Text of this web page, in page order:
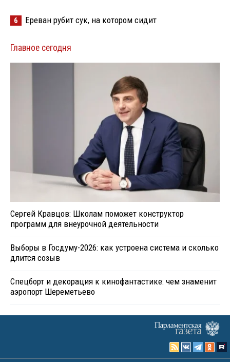
6 Ереван рубит сук, на котором сидит
Главное сегодня
Сергей Кравцов: Школам поможет конструктор
программ для внеурочной деятельности
Выборы в Госдуму-2026: как устроена система и сколько
длится созыв
Спецборт и декорация к кинофантастике: чем знаменит
аэропорт Шереметьево